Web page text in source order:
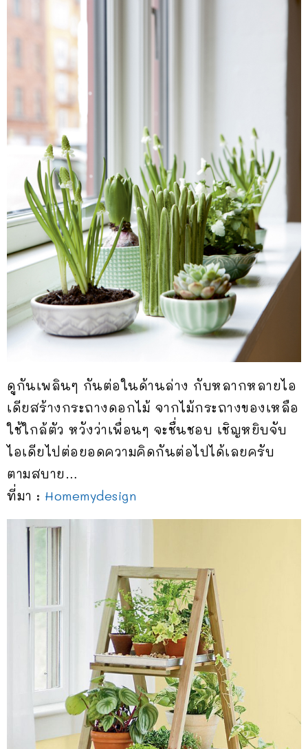
ดูกันเพลินๆ กันต่อในด้านล่าง กับหลากหลายไอ
เดียสร้างกระถางดอกไม้ จากไม้กระถางของเหลือ
ใช้ใกล้ตัว หวังว่าเพื่อนๆ จะชื่นชอบ เชิญหยิบจับ
ไอเดียไปต่อยอดความคิดกันต่อไปได้เลยครับ
ตามสบาย…
ที่มา : Homemydesign